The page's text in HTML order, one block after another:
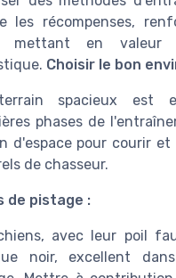
les récompenses,
en valeur
Choisir le bon
spacieux est
phases de
d'espace pour courir
de chasseur.
de pistage :
avec leur poil
noir, excellent